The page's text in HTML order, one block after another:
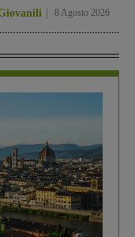
8 Agosto 2026